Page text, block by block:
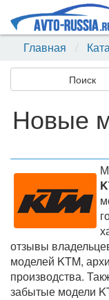
Главная
Поиск
Новые
отзывы
моделей KTM,
производства.
забытые модели